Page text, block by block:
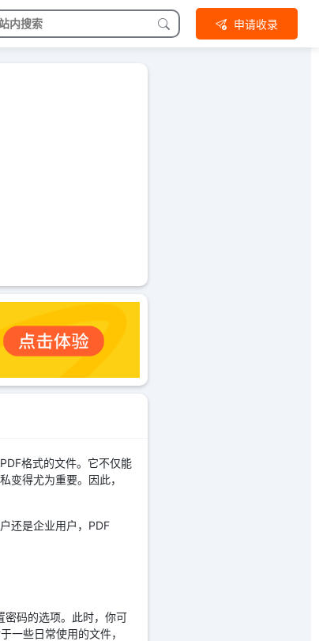
申请收录
格式的文件。它不仅能
变得尤为重要。因此，
还是企业用户，PDF
密码的选项。此时，你可
一些日常使用的文件，